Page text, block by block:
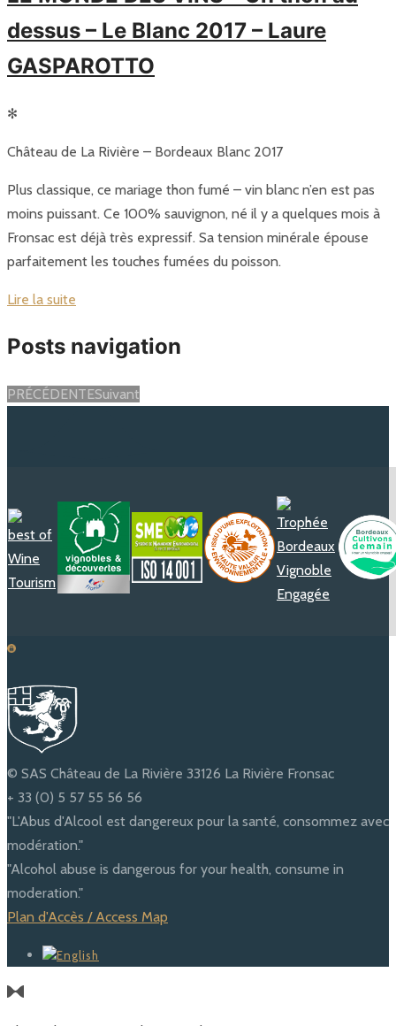
dessus – Le Blanc 2017 – Laure
GASPAROTTO
✻
Château de La Rivière – Bordeaux Blanc 2017
Plus classique, ce mariage thon fumé – vin blanc n’en est pas
moins puissant. Ce 100% sauvignon, né il y a quelques mois à
Fronsac est déjà très expressif. Sa tension minérale épouse
parfaitement les touches fumées du poisson.
Lire la suite
Posts navigation
PRÉCÉDENTESuivant
© SAS Château de La Rivière 33126 La Rivière Fronsac
+ 33 (0) 5 57 55 56 56
"L'Abus d'Alcool est dangereux pour la santé, consommez avec
modération."
"Alcohol abuse is dangerous for your health, consume in
moderation."
Plan d'Accès / Access Map